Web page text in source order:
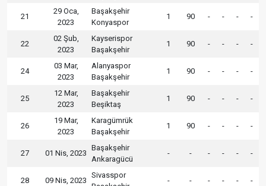
21
29 Oca,
2023
Başakşehir
Konyaspor
1 90 - - - -
22
02 Şub,
2023
Kayserispor
Başakşehir
1 90 - - - -
24
03 Mar,
2023
Alanyaspor
Başakşehir
1 90 - - - -
25
12 Mar,
2023
Başakşehir
Beşiktaş
1 90 - - - -
26
19 Mar,
2023
Karagümrük
Başakşehir
1 90 - - - -
27 01 Nis, 2023
Başakşehir
Ankaragücü
- - - - - -
28 09 Nis, 2023
Sivasspor
- - - - - -